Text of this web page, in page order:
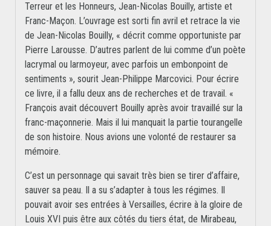
Terreur et les Honneurs, Jean-Nicolas Bouilly, artiste et
Franc-Maçon. L’ouvrage est sorti fin avril et retrace la vie
de Jean-Nicolas Bouilly, « décrit comme opportuniste par
Pierre Larousse. D’autres parlent de lui comme d’un poète
lacrymal ou larmoyeur, avec parfois un embonpoint de
sentiments », sourit Jean-Philippe Marcovici. Pour écrire
ce livre, il a fallu deux ans de recherches et de travail. «
François avait découvert Bouilly après avoir travaillé sur la
franc-maçonnerie. Mais il lui manquait la partie tourangelle
de son histoire. Nous avions une volonté de restaurer sa
mémoire.
C’est un personnage qui savait très bien se tirer d’affaire,
sauver sa peau. Il a su s’adapter à tous les régimes. Il
pouvait avoir ses entrées à Versailles, écrire à la gloire de
Louis XVI puis être aux côtés du tiers état, de Mirabeau,